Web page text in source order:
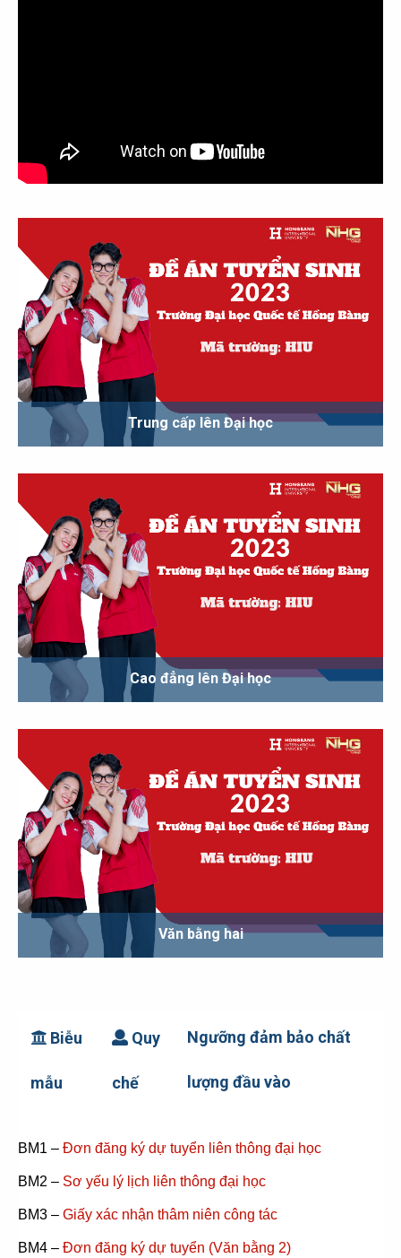
Trung cấp lên Đại học
Cao đẳng lên Đại học
Văn bằng hai
Biễu
mẫu
Quy
chế
Ngưỡng đảm bảo chất
lượng đầu vào
BM1 – Đơn đăng ký dự tuyển liên thông đại học
BM2 – Sơ yếu lý lịch liên thông đại học
BM3 – Giấy xác nhận thâm niên công tác
BM4 – Đơn đăng ký dự tuyển (Văn bằng 2)